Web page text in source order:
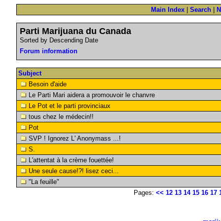
Main Index Search
Parti Marijuana du Canada
Sorted by Descending Date
Forum information
Subject
Besoin d'aide
Le Parti Mari aidera a promouvoir le chanvre
Le Pot et le parti provinciaux
tous chez le médecin!!
Pot
SVP ! Ignorez L' Anonymass ...!
S.
L'attentat à la crème fouettée!
Une seule cause!?! lisez ceci...
"La feuille"
Pages: << 12 13 14 15 16 17